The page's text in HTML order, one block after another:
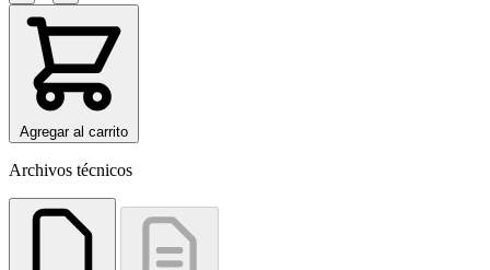
Agregar al carrito
Archivos técnicos